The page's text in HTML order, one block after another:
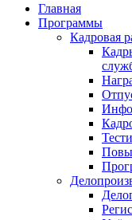
Главная
Программы
Кадровая